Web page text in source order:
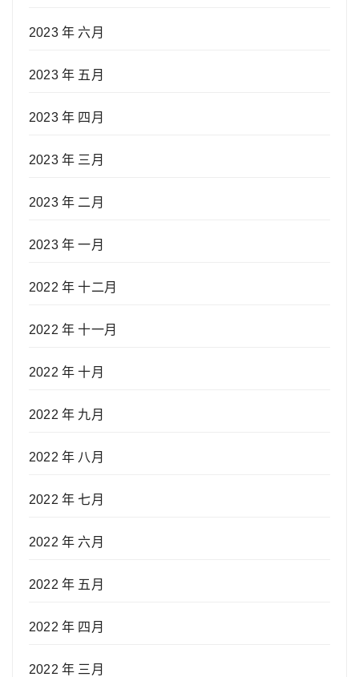
2023 年 六月
2023 年 五月
2023 年 四月
2023 年 三月
2023 年 二月
2023 年 一月
2022 年 十二月
2022 年 十一月
2022 年 十月
2022 年 九月
2022 年 八月
2022 年 七月
2022 年 六月
2022 年 五月
2022 年 四月
2022 年 三月